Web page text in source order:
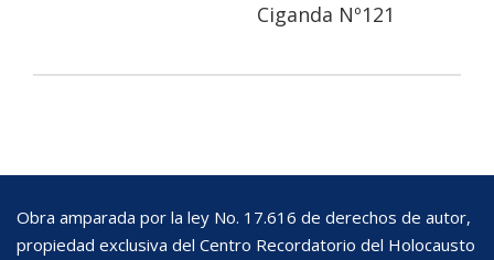
Ciganda Nº121
Obra amparada por la ley No. 17.616 de derechos de autor,
propiedad exclusiva del Centro Recordatorio del Holocausto